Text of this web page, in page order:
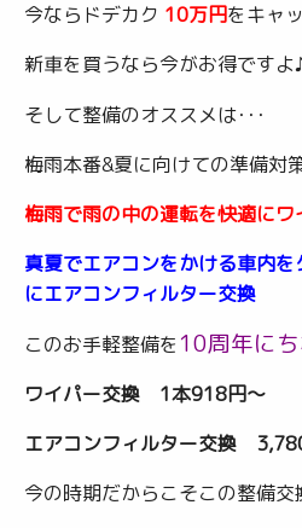
今ならドデカク 10万円をキャ
新車を買うなら今がお得ですよ
そして整備のオススメは･･･
梅雨本番&夏に向けての準備対
梅雨で雨の中の運転を快適にワ
真夏でエアコンをかける車内
にエアコンフィルター交換
このお手軽整備を 10周年に
ワイパー交換 1本918円～
エアコンフィルター交換
今の時期だからこそこの整備